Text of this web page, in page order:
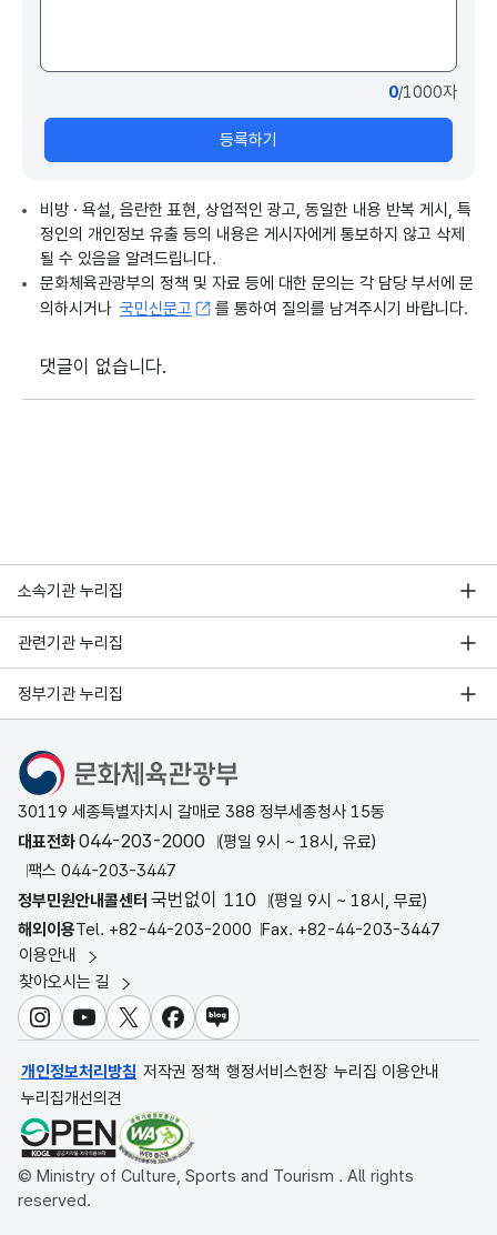
0/1000자
등록하기
비방 · 욕설, 음란한 표현, 상업적인 광고, 동일한 내용 반복 게시, 특
정인의 개인정보 유출 등의 내용은 게시자에게 통보하지 않고 삭제
될 수 있음을 알려드립니다.
문화체육관광부의 정책 및 자료 등에 대한 문의는 각 담당 부서에 문
의하시거나 국민신문고 를 통하여 질의를 남겨주시기 바랍니다.
댓글이 없습니다.
소속기관 누리집
관련기관 누리집
정부기관 누리집
문화체육관광부
30119 세종특별자치시 갈매로 388 정부세종청사 15동
대표전화044-203-2000
(평일 9시 ~ 18시, 유료)
팩스 044-203-3447
정부민원안내콜센터 국번없이 110
(평일 9시 ~ 18시, 무료)
해외이용Tel. +82-44-203-2000 Fax. +82-44-203-3447
이용안내
찾아오시는 길
인스타그램
유튜브X 페이스북
블로그
개인정보처리방침 저작권 정책 행정서비스헌장 누리집 이용안내
누리집개선의견
© Ministry of Culture, Sports and Tourism . All rights
reserved.